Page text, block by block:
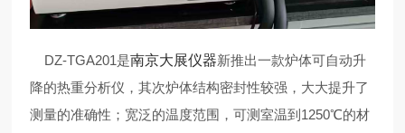
DZ-TGA201是南京大展仪器新推出一款炉体可自动升
降的热重分析仪，其次炉体结构密封性较强，大大提升了
测量的准确性；宽泛的温度范围，可测室温到1250℃的材